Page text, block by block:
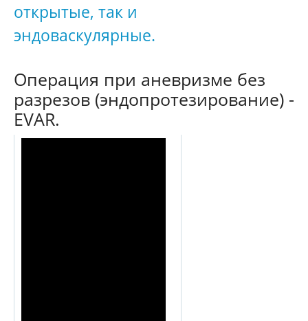
открытые, так и
эндоваскулярные.
Операция при аневризме без
разрезов (эндопротезирование) -
EVAR.